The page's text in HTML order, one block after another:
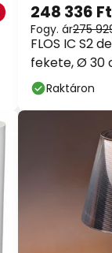
FLOS IC S2
fekete, Ø 30
248 336 Ft
Fogy. ár275
Raktáron